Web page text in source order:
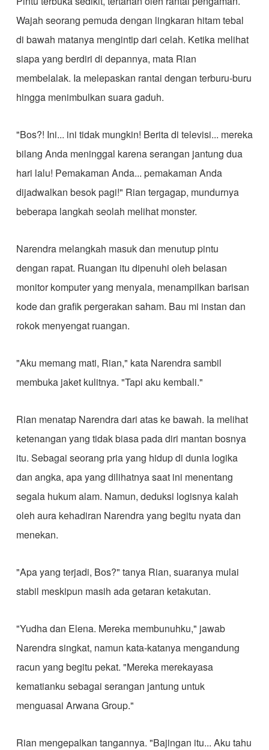
Wajah seorang pemuda dengan lingkaran hitam tebal
di bawah matanya mengintip dari celah. Ketika melihat
siapa yang berdiri di depannya, mata Rian
membelalak. Ia melepaskan rantai dengan terburu-buru
hingga menimbulkan suara gaduh.
​"Bos?! Ini... ini tidak mungkin! Berita di televisi... mereka
bilang Anda meninggal karena serangan jantung dua
hari lalu! Pemakaman Anda... pemakaman Anda
dijadwalkan besok pagi!" Rian tergagap, mundurnya
beberapa langkah seolah melihat monster.
​Narendra melangkah masuk dan menutup pintu
dengan rapat. Ruangan itu dipenuhi oleh belasan
monitor komputer yang menyala, menampilkan barisan
kode dan grafik pergerakan saham. Bau mi instan dan
rokok menyengat ruangan.
​"Aku memang mati, Rian," kata Narendra sambil
membuka jaket kulitnya. "Tapi aku kembali."
​Rian menatap Narendra dari atas ke bawah. Ia melihat
ketenangan yang tidak biasa pada diri mantan bosnya
itu. Sebagai seorang pria yang hidup di dunia logika
dan angka, apa yang dilihatnya saat ini menentang
segala hukum alam. Namun, deduksi logisnya kalah
oleh aura kehadiran Narendra yang begitu nyata dan
menekan.
​"Apa yang terjadi, Bos?" tanya Rian, suaranya mulai
stabil meskipun masih ada getaran ketakutan.
​"Yudha dan Elena. Mereka membunuhku," jawab
Narendra singkat, namun kata-katanya mengandung
racun yang begitu pekat. "Mereka merekayasa
kematianku sebagai serangan jantung untuk
menguasai Arwana Group."
​Rian mengepalkan tangannya. "Bajingan itu... Aku tahu